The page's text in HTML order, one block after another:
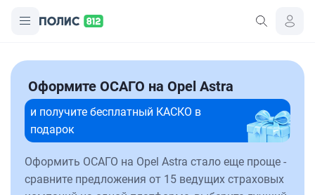
Оформите ОСАГО на Opel Astra
и получите бесплатный КАСКО в
подарок
Оформить ОСАГО на Opel Astra стало еще проще -
сравните предложения от 15 ведущих страховых